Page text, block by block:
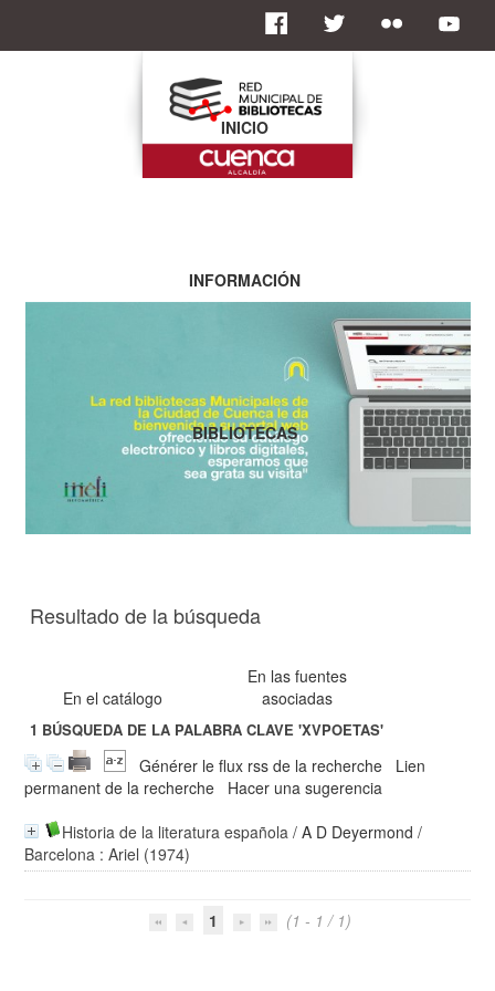
Resultado de la búsqueda
En el catálogo
En las fuentes
asociadas
1 BÚSQUEDA DE LA PALABRA CLAVE'XVPOETAS'
Générer le flux rss de la recherche
Lien
permanent de la recherche
Hacer una sugerencia
Historia de la literatura española /A D Deyermond /
Barcelona : Ariel (1974)
1 (1 - 1 / 1)
INICIO
INFORMACIÓN
BIBLIOTECAS